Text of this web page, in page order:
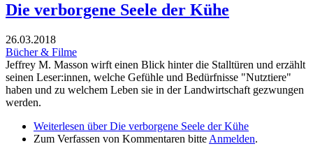
Die verborgene Seele der Kühe
26.03.2018
Bücher & Filme
Jeffrey M. Masson wirft einen Blick hinter die Stalltüren und erzählt
seinen Leser:innen, welche Gefühle und Bedürfnisse "Nutztiere"
haben und zu welchem Leben sie in der Landwirtschaft gezwungen
werden.
Weiterlesen über Die verborgene Seele der Kühe
Zum Verfassen von Kommentaren bitte Anmelden.